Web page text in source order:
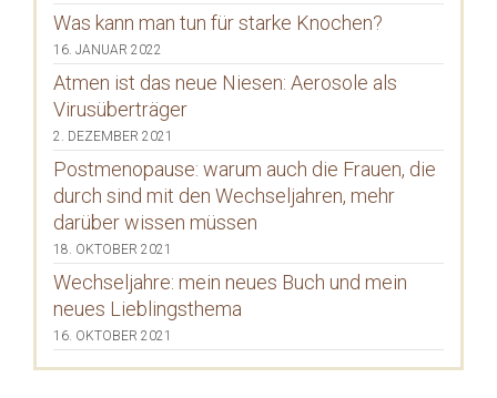
Was kann man tun für starke Knochen?
16. JANUAR 2022
Atmen ist das neue Niesen: Aerosole als
Virusüberträger
2. DEZEMBER 2021
Postmenopause: warum auch die Frauen, die
durch sind mit den Wechseljahren, mehr
darüber wissen müssen
18. OKTOBER 2021
Wechseljahre: mein neues Buch und mein
neues Lieblingsthema
16. OKTOBER 2021